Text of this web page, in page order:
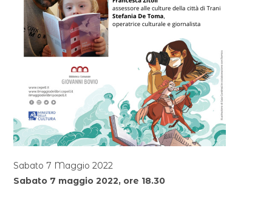
Sabato 7 Maggio 2022
Sabato 7 maggio 2022, ore 18.30